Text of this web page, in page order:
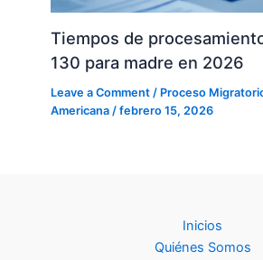
Tiempos de
130 para madre en 2026
Leave a Comment / Proceso
Americana /febrero 15, 2026
Inicios
Quiénes Somos